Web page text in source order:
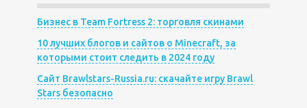
Бизнес в Team Fortress 2: торговля скинами
10 лучших блогов и сайтов о Minecraft, за
которыми стоит следить в 2024 году
Сайт Brawlstars-Russia.ru: скачайте игру Brawl
Stars безопасно